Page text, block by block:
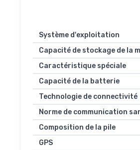
Système d'exploitation
Capacité de stockage de la
Caractéristique spéciale
Capacité de la batterie
Technologie de connectivité
Norme de communication
Composition de la pile
GPS